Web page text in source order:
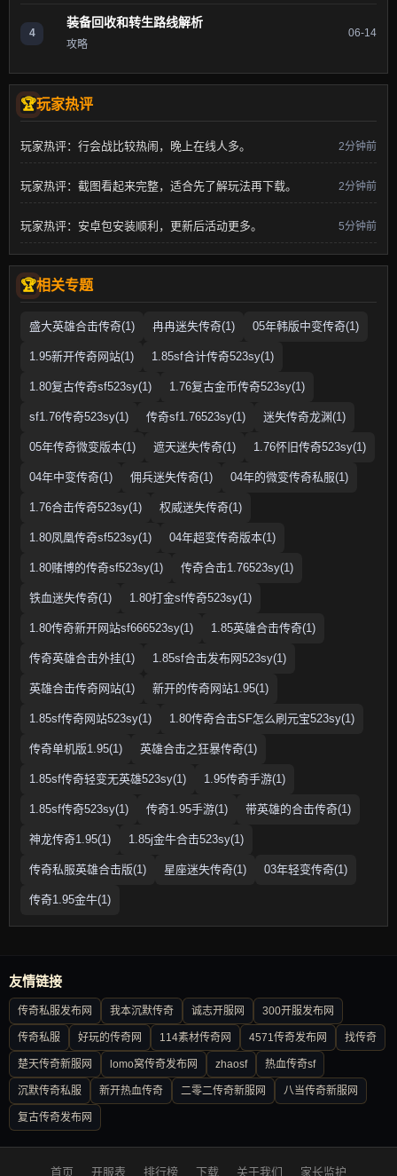
4
装备回收和转生路线解析
攻略
06-14
玩家热评
玩家热评：行会战比较热闹，晚上在线人多。 2分钟前
玩家热评：截图看起来完整，适合先了解玩法再下载。 2分钟前
玩家热评：安卓包安装顺利，更新后活动更多。 5分钟前
相关专题
盛大英雄合击传奇(1) 冉冉迷失传奇(1) 05年韩版中变传奇(1)
1.95新开传奇网站(1) 1.85sf合计传奇523sy(1)
1.80复古传奇sf523sy(1) 1.76复古金币传奇523sy(1)
sf1.76传奇523sy(1) 传奇sf1.76523sy(1) 迷失传奇龙渊(1)
05年传奇微变版本(1) 遮天迷失传奇(1) 1.76怀旧传奇523sy(1)
04年中变传奇(1) 佣兵迷失传奇(1) 04年的微变传奇私服(1)
1.76合击传奇523sy(1) 权威迷失传奇(1)
1.80凤凰传奇sf523sy(1) 04年超变传奇版本(1)
1.80赌博的传奇sf523sy(1) 传奇合击1.76523sy(1)
铁血迷失传奇(1) 1.80打金sf传奇523sy(1)
1.80传奇新开网站sf666523sy(1) 1.85英雄合击传奇(1)
传奇英雄合击外挂(1) 1.85sf合击发布网523sy(1)
英雄合击传奇网站(1) 新开的传奇网站1.95(1)
1.85sf传奇网站523sy(1) 1.80传奇合击SF怎么刷元宝523sy(1)
传奇单机版1.95(1) 英雄合击之狂暴传奇(1)
1.85sf传奇轻变无英雄523sy(1) 1.95传奇手游(1)
1.85sf传奇523sy(1) 传奇1.95手游(1) 带英雄的合击传奇(1)
神龙传奇1.95(1) 1.85j金牛合击523sy(1)
传奇私服英雄合击版(1) 星座迷失传奇(1) 03年轻变传奇(1)
传奇1.95金牛(1)
友情链接
传奇私服发布网 我本沉默传奇 诚志开服网 300开服发布网
传奇私服 好玩的传奇网 114素材传奇网 4571传奇发布网 找传奇
楚天传奇新服网 lomo窝传奇发布网 zhaosf 热血传奇sf
沉默传奇私服 新开热血传奇 二零二传奇新服网 八当传奇新服网
复古传奇发布网
首页 开服表 排行榜 下载 关于我们 家长监护